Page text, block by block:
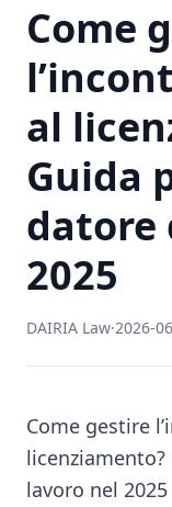
Come
al
Guida
datore
2025
DAIRIA Law·2026-
Come gestire
lavoro nel 2025